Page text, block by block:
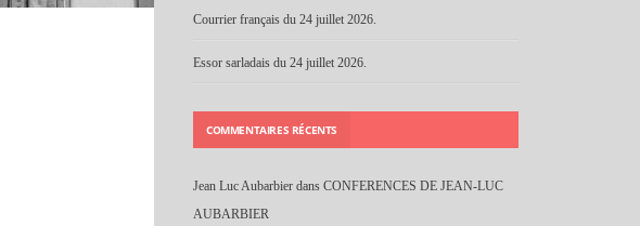
Courrier français du 24 juillet 2026.
Essor sarladais du 24 juillet 2026.
COMMENTAIRES RÉCENTS
Jean Luc Aubarbier dans CONFERENCES DE JEAN-LUC
AUBARBIER